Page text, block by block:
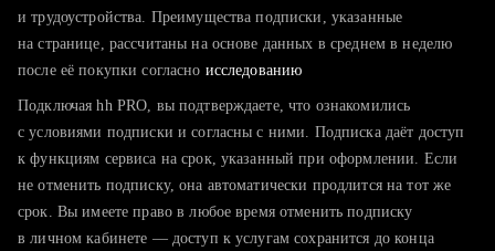
тратите много времени на поиск и вручную поднимаете
хотите сравнить себя с конкурентами и оценить шансы
и трудоустройства. Преимущества подписки, указанные
на странице, рассчитаны на основе данных в среднем в неделю
после её покупки согласно исследованию
Подключая hh PRO, вы подтверждаете, что ознакомились
с условиями подписки и согласны с ними. Подписка даёт доступ
к функциям сервиса на срок, указанный при оформлении. Если
не отменить подписку, она автоматически продлится на тот же
срок. Вы имеете право в любое время отменить подписку
в личном кабинете — доступ к услугам сохранится до конца